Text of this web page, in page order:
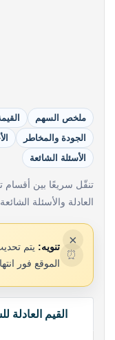
ملخص السهم
الجودة والمخاطر
الأسئلة الشائعة
تنقّل سريعًا بين أقسام
العادلة والأسئلة الشائعة.
×
⏰
تنويه: يتم
الموقع فور
القيم العادلة